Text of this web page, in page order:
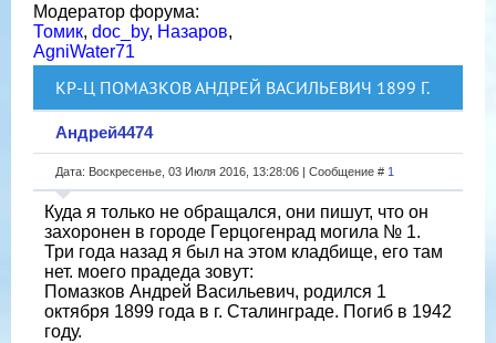
Модератор форума:
Томик, doc_by, Назаров,
AgniWater71
КР-Ц ПОМАЗКОВ АНДРЕЙ ВАСИЛЬЕВИЧ 1899 Г.
Андрей4474
Дата: Воскресенье, 03 Июля 2016, 13:28:06 | Сообщение # 1
Куда я только не обращался, они пишут, что он
захоронен в городе Герцогенрад могила № 1.
Три года назад я был на этом кладбище, его там
нет. моего прадеда зовут:
Помазков Андрей Васильевич, родился 1
октября 1899 года в г. Сталинграде. Погиб в 1942
году.